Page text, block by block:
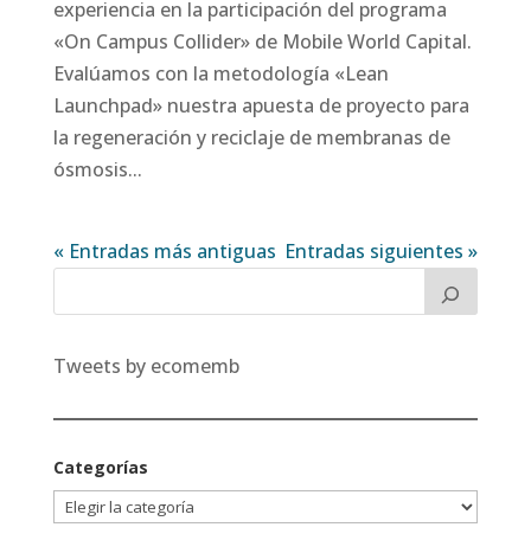
experiencia en la participación del programa
«On Campus Collider» de Mobile World Capital.
Evalúamos con la metodología «Lean
Launchpad» nuestra apuesta de proyecto para
la regeneración y reciclaje de membranas de
ósmosis...
« Entradas más antiguas Entradas siguientes »
Tweets by ecomemb
Categorías
Categorías